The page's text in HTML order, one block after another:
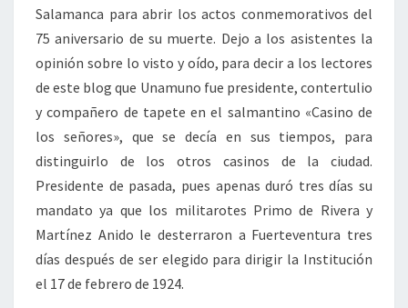
Salamanca para abrir los actos conmemorativos del
75 aniversario de su muerte. Dejo a los asistentes la
opinión sobre lo visto y oído, para decir a los lectores
de este blog que Unamuno fue presidente, contertulio
y compañero de tapete en el salmantino «Casino de
los señores», que se decía en sus tiempos, para
distinguirlo de los otros casinos de la ciudad.
Presidente de pasada, pues apenas duró tres días su
mandato ya que los militarotes Primo de Rivera y
Martínez Anido le desterraron a Fuerteventura tres
días después de ser elegido para dirigir la Institución
el 17 de febrero de 1924.